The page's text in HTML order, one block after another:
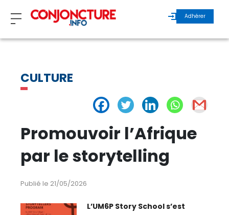
Adhérer
INVITÉS
ÉCHOS DURABLES
CULTURE
Promouvoir l’Afrique
par le storytelling
Publié le 21/05/2026
L’UM6P Story School s’est